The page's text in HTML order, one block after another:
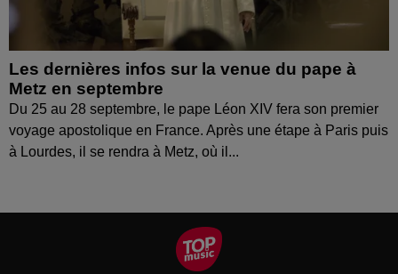
Les dernières infos sur la venue du pape à
Metz en septembre
Du 25 au 28 septembre, le pape Léon XIV fera son premier
voyage apostolique en France. Après une étape à Paris puis
à Lourdes, il se rendra à Metz, où il...